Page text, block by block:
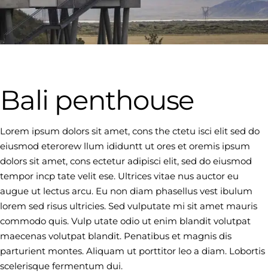
Bali penthouse
Lorem ipsum dolors sit amet, cons the ctetu isci elit sed do
eiusmod eterorew llum ididuntt ut ores et oremis ipsum
dolors sit amet, cons ectetur adipisci elit, sed do eiusmod
tempor incp tate velit ese. Ultrices vitae nus auctor eu
augue ut lectus arcu. Eu non diam phasellus vest ibulum
lorem sed risus ultricies. Sed vulputate mi sit amet mauris
commodo quis. Vulp utate odio ut enim blandit volutpat
maecenas volutpat blandit. Penatibus et magnis dis
parturient montes. Aliquam ut porttitor leo a diam. Lobortis
scelerisque fermentum dui.